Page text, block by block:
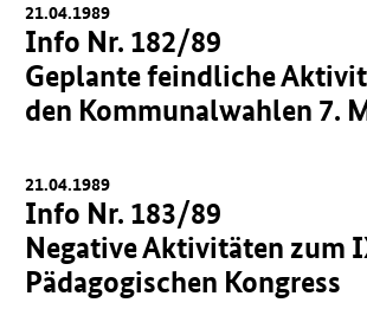
21.04.1989
Info Nr. 182/89
Geplante feindliche
den Kommunalwahlen 7.
21.04.1989
Info Nr. 183/89
Negative Aktivitäten zum
Pädagogischen Kongress